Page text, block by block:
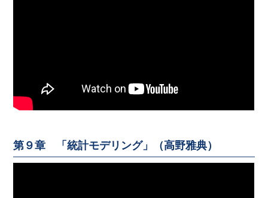
第９章 「統計モデリング」（高野雅典）